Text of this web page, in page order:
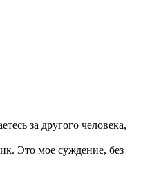
за другого человека,
Это мое суждение, без